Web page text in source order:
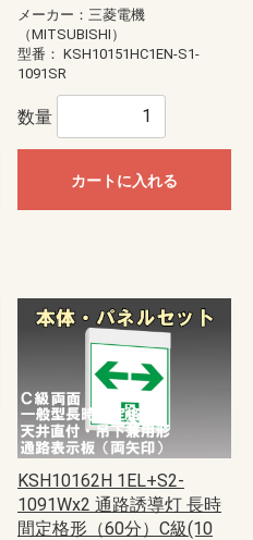
メーカー：三菱電機
（MITSUBISHI）
型番： KSH10151HC1EN-S1-
1091SR
数量
カートに入れる
KSH10162H 1EL+S2-
1091Wx2 通路誘導灯 長時
間定格形（60分）C級(10